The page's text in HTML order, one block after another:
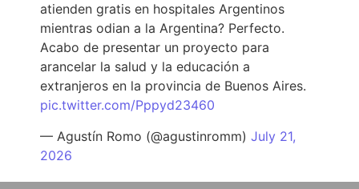
atienden gratis en hospitales Argentinos
mientras odian a la Argentina? Perfecto.
Acabo de presentar un proyecto para
arancelar la salud y la educación a
extranjeros en la provincia de Buenos Aires.
pic.twitter.com/Pppyd23460
— Agustín Romo (@agustinromm) July 21,
2026